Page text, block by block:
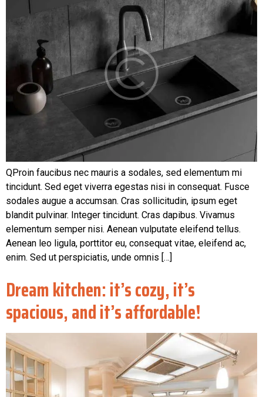
QProin faucibus nec mauris a sodales, sed elementum mi
tincidunt. Sed eget viverra egestas nisi in consequat. Fusce
sodales augue a accumsan. Cras sollicitudin, ipsum eget
blandit pulvinar. Integer tincidunt. Cras dapibus. Vivamus
elementum semper nisi. Aenean vulputate eleifend tellus.
Aenean leo ligula, porttitor eu, consequat vitae, eleifend ac,
enim. Sed ut perspiciatis, unde omnis […]
Dream kitchen: it’s cozy, it’s
spacious, and it’s affordable!